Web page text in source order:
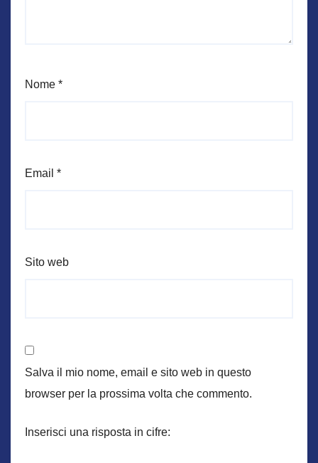
Nome *
Email *
Sito web
Salva il mio nome, email e sito web in questo
browser per la prossima volta che commento.
Inserisci una risposta in cifre: